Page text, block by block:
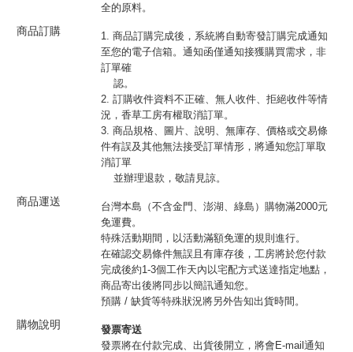
全的原料。
商品訂購
1. 商品訂購完成後，系統將自動寄發訂購完成通知
至您的電子信箱。通知函僅通知接獲購買需求，非
訂單確
認。
2. 訂購收件資料不正確、無人收件、拒絕收件等情
況，香草工房有權取消訂單。
3. 商品規格、圖片、說明、無庫存、價格或交易條
件有誤及其他無法接受訂單情形，將通知您訂單取
消訂單
並辦理退款，敬請見諒。
商品運送
台灣本島（不含金門、澎湖、綠島）購物滿2000元
免運費。
特殊活動期間，以活動滿額免運的規則進行。
在確認交易條件無誤且有庫存後，工房將於您付款
完成後約1-3個工作天內以宅配方式送達指定地點，
商品寄出後將同步以簡訊通知您。
預購 / 缺貨等特殊狀況將另外告知出貨時間。
購物說明
發票寄送
發票將在付款完成、出貨後開立，將會E-mail通知